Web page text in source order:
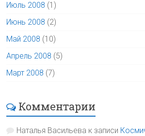
Июль 2008 (1)
Июнь 2008 (2)
Май 2008 (10)
Апрель 2008 (5)
Март 2008 (7)
Комментарии
Наталья Васильева к записи